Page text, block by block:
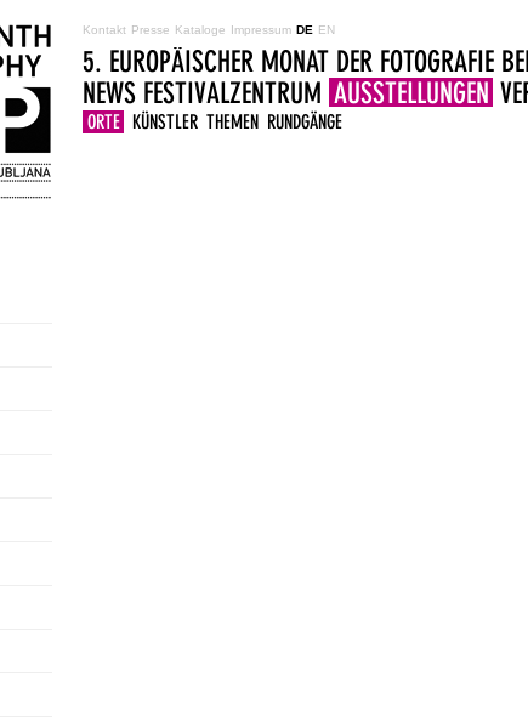
Kontakt Presse Kataloge Impressum DE EN
5. EUROPÄISCHER MONAT DER FOTOGRAFIE
NEWS FESTIVALZENTRUM AUSSTELLUNGEN
ORTE KÜNSTLER THEMEN RUNDGÄNGE